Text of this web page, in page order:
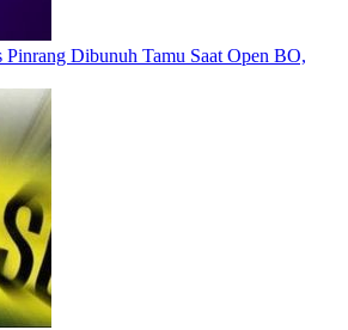
Pinrang Dibunuh Tamu Saat Open BO,